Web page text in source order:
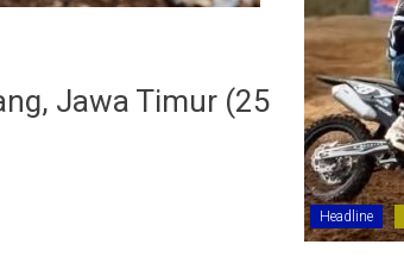
Jawa Timur (25
Headline